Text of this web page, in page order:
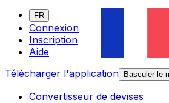
FR
Connexion
Inscription
Aide
Télécharger l'application
Basculer le
Convertisseur de devises